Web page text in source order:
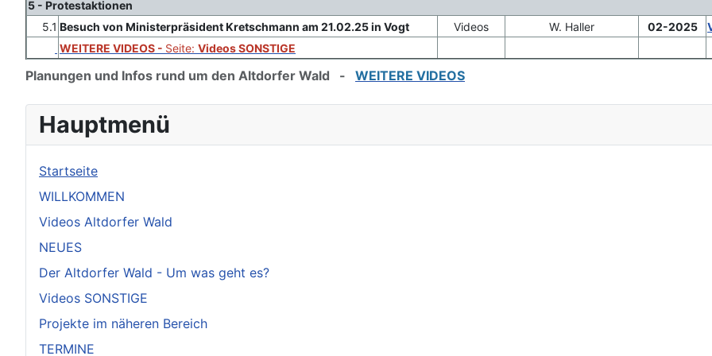
Hauptmenü
Startseite
WILLKOMMEN
Videos Altdorfer Wald
NEUES
Der Altdorfer Wald - Um was geht es?
Videos SONSTIGE
Projekte im näheren Bereich
TERMINE
Planungen und Infos rund um den Altdorfer Wald - WEITERE VIDEOS
5 - Protestaktionen
5.1 Besuch von Ministerpräsident Kretschmann am 21.02.25 in Vogt Videos W. Haller 02-2025
WEITERE VIDEOS - Seite: Videos SONSTIGE